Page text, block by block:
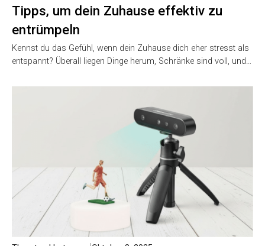
Tipps, um dein Zuhause effektiv zu
entrümpeln
Kennst du das Gefühl, wenn dein Zuhause dich eher stresst als
entspannt? Überall liegen Dinge herum, Schränke sind voll, und…